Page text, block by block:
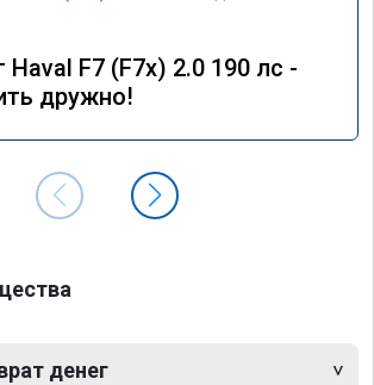
Haval F7 (F7x) 2.0 190 лс -
дружно!
денег